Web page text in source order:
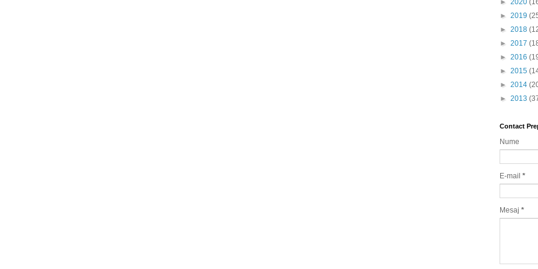
► 2020
► 2019
► 2018
► 2017
► 2016
► 2015
► 2014
► 2013
Contact
Nume
E-mail *
Mesaj *